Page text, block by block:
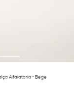
Alfaiataria - Bege